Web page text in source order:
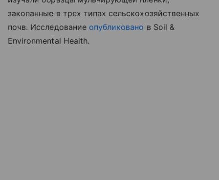
закопанные в трех типах сельскохозяйственных
почв. Исследование опубликовано в Soil &
Environmental Health.